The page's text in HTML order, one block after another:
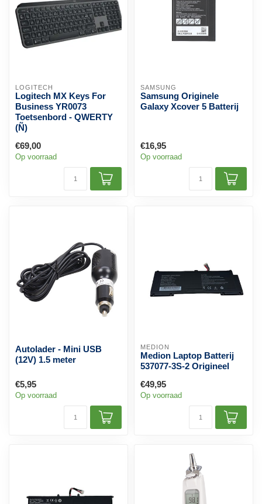
LOGITECH
Logitech MX Keys For
Business YR0073
Toetsenbord - QWERTY
(Ñ)
€69,00
Op voorraad
SAMSUNG
Samsung Originele
Galaxy Xcover 5 Batterij
€16,95
Op voorraad
Autolader - Mini USB
(12V) 1.5 meter
€5,95
Op voorraad
MEDION
Medion Laptop Batterij
537077-3S-2 Origineel
€49,95
Op voorraad